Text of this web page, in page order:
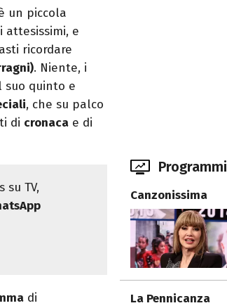
un piccola
attesissimi, e
ricordare
. Niente, i
suo quinto e
, che su palco
di cronaca e di
TV,
di
Programmi
Canzonissima
La Pennicanza